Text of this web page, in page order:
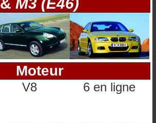
Moteur
V8 6 en ligne